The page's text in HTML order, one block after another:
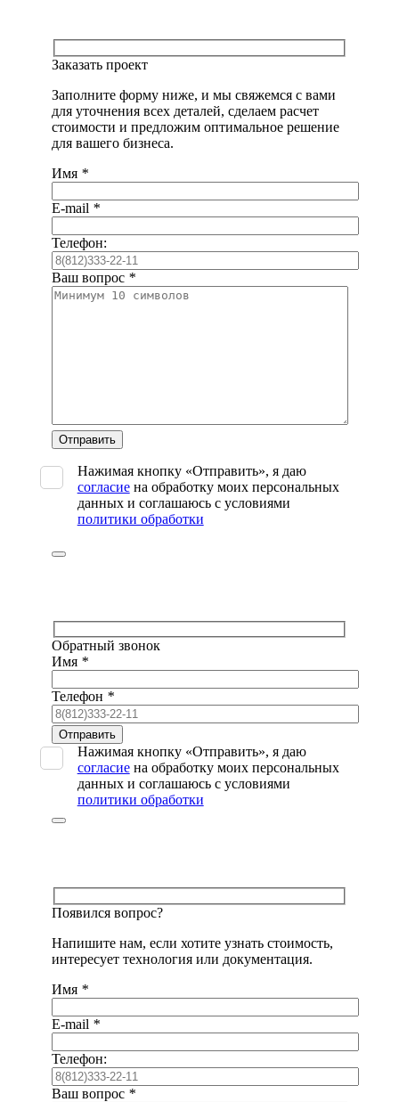
Заказать проект
Заполните форму ниже, и мы свяжемся с вами
для уточнения всех деталей, сделаем расчет
стоимости и предложим оптимальное решение
для вашего бизнеса.
Имя *
E-mail *
Телефон:
Ваш вопрос *
Оставьте
это
поле
пустым.
Нажимая кнопку «Отправить», я даю
согласиена обработку моих персональных
данных и соглашаюсь с условиями
политики обработки
Обратный звонок
Имя *
Телефон *
Оставьте
это
поле
пустым.
Нажимая кнопку «Отправить», я даю
согласиена обработку моих персональных
данных и соглашаюсь с условиями
политики обработки
Появился вопрос?
Напишите нам, если хотите узнать стоимость,
интересует технология или документация.
Имя *
E-mail *
Телефон:
Ваш вопрос *